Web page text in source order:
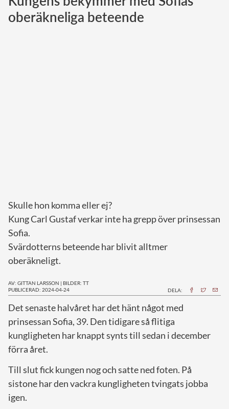
Norska kungahuset
oberäkneliga beteende
Skulle hon komma eller ej?
Kung Carl Gustaf verkar inte ha grepp över prinsessan
Sofia.
Svärdotterns beteende har blivit alltmer
oberäkneligt.
AV: GITTAN LARSSON | BILDER: TT
PUBLICERAD: 2024-04-24
DELA:
Det senaste halvåret har det hänt något med
prinsessan Sofia, 39. Den tidigare så flitiga
kungligheten har knappt synts till sedan i december
förra året.
Till slut fick kungen nog och satte ned foten. På
sistone har den vackra kungligheten tvingats jobba
igen.